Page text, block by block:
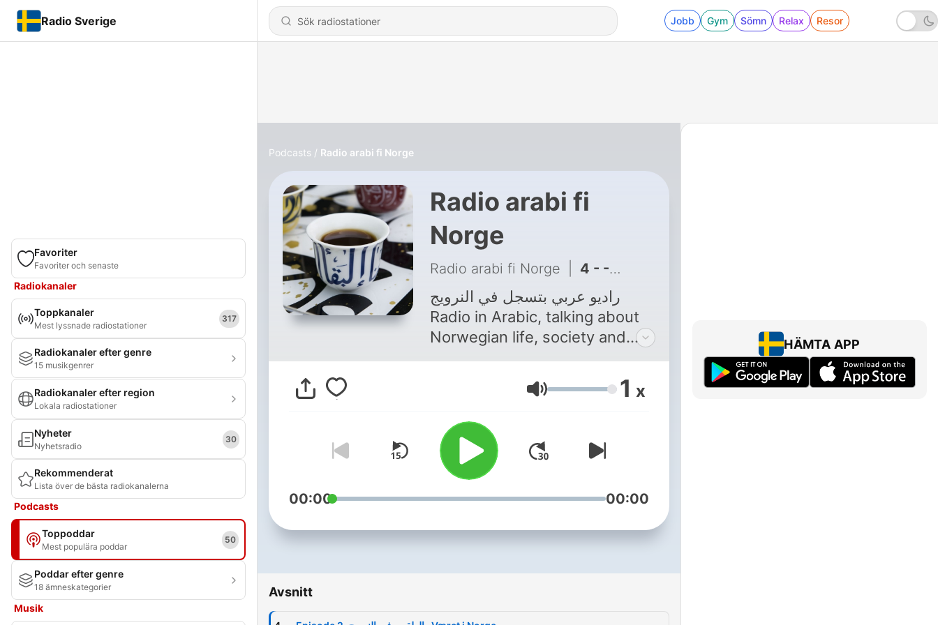
Radio Sverige Jobb Gym Sömn Relax Resor
Favoriter
Favoriter och senaste
Radiokanaler
Toppkanaler
Mest lyssnade radiostationer
317
Radiokanaler efter genre
15 musikgenrer
Radiokanaler efter region
Lokala radiostationer
Nyheter
Nyhetsradio
30
Rekommenderat
Lista över de bästa radiokanalerna
Podcasts
Toppoddar
Mest populära poddar
50
Poddar efter genre
18 ämneskategorier
Musik
Podcasts Radio arabi fi Norge
Radio arabi fi
Norge
Radio arabi fi Norge
Radio in Arabic, talking about
Norwegian life, society and
news.
Volym 1 x
00:00 00:00
Avsnitt
HÄMTA APP